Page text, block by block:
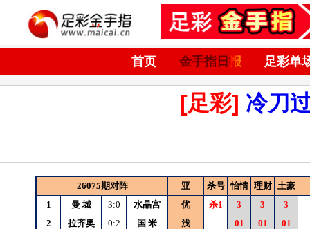
首页 金手指日报 足彩单
[足彩] 冷刀
26075期对阵 亚 杀号 怡情 理财
土豪
1
曼 城 3:0 水晶宫 优 杀1 3 3
3
2
拉齐奥 0:2 国 米 浅 01 01
01